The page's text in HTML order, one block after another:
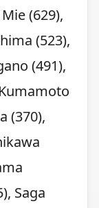
(629),
(523),
(491),
(370),
Saga